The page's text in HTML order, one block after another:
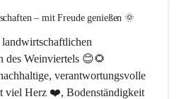
– mit Freude genießen 🌞
landwirtschaftlichen
des Weinviertels 😊🌻
verantwortungsvolle
viel Herz ❤️, Bodenständigkeit